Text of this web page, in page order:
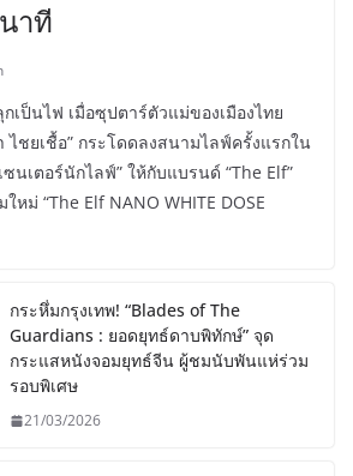
าที
เป็นไฟ เมื่อซุปตาร์ตัวแม่ของเมืองไทย
ไชยเชื้อ” กระโดดลงสนามไลฟ์ครั้งแรกใน
นเตอร์นักไลฟ์” ให้กับแบรนด์ “The Elf”
หม่ “The Elf NANO WHITE DOSE
กระหึ่มกรุงเทพ! “Blades of The
Guardians : ยอดยุทธ์ดาบพิทักษ์” จุด
กระแสหนังจอมยุทธ์จีน ผู้ชมนับพันแห่ร่วม
รอบพิเศษ
21/03/2026